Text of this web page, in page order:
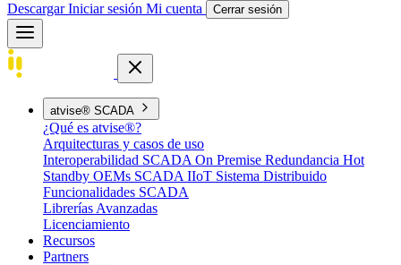
DescargarIniciar sesión Mi cuenta Cerrar sesión
atvise® SCADA
¿Qué es atvise®?
Arquitecturas y casos de uso
Interoperabilidad SCADA On Premise Redundancia Hot
Standby OEMs SCADA IIoT Sistema Distribuido
Funcionalidades SCADA
Librerías Avanzadas
Licenciamiento
Recursos
Partners